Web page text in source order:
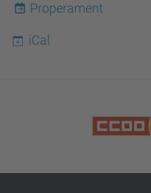
Properament
iCal